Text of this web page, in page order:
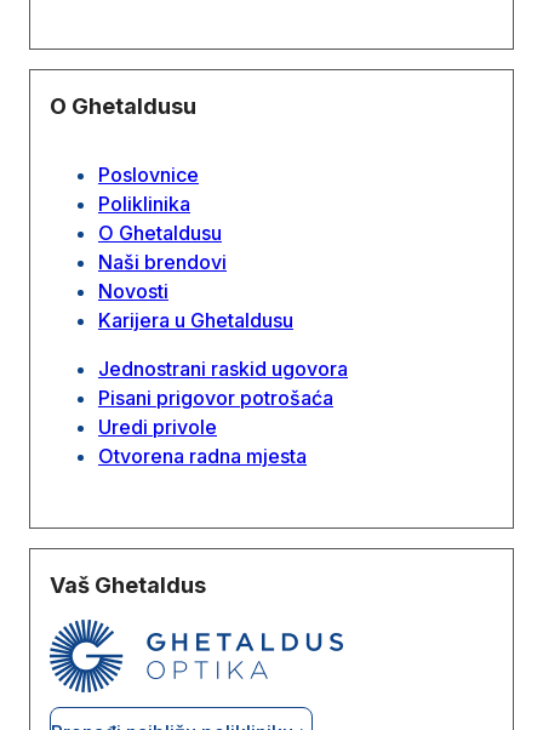
O Ghetaldusu
Poslovnice
Poliklinika
O Ghetaldusu
Naši brendovi
Novosti
Karijera u Ghetaldusu
Jednostrani raskid ugovora
Pisani prigovor potrošaća
Uredi privole
Otvorena radna mjesta
Vaš Ghetaldus